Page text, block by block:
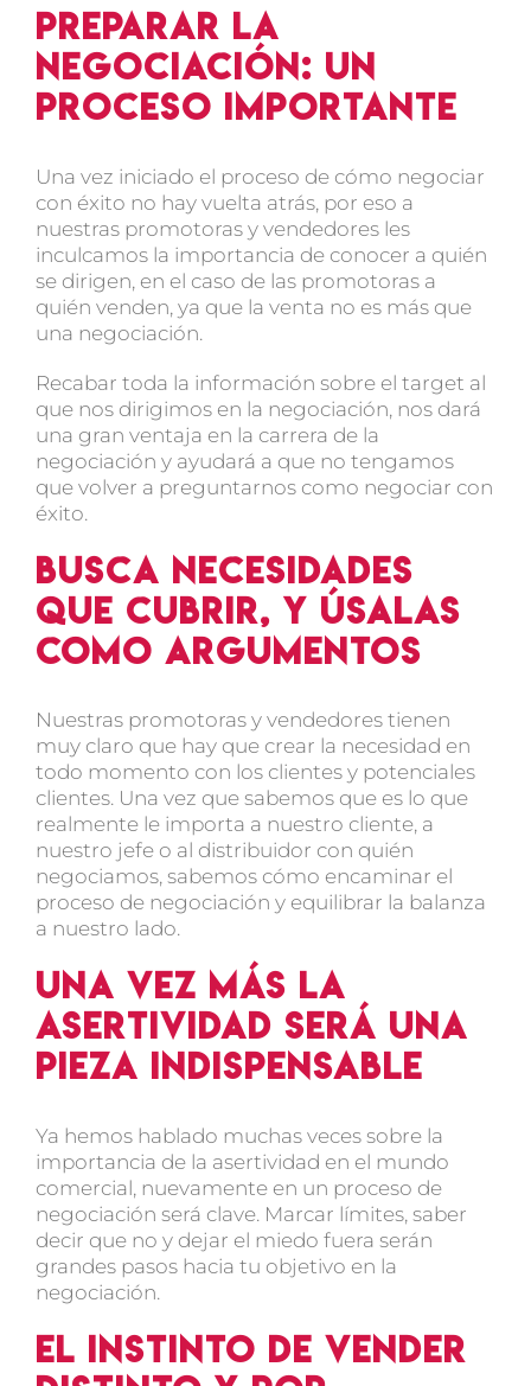
Preparar la
negociación: Un
proceso importante
Una vez iniciado el proceso de cómo negociar
con éxito no hay vuelta atrás, por eso a
nuestras promotoras y vendedores les
inculcamos la importancia de conocer a quién
se dirigen, en el caso de las promotoras a
quién venden, ya que la venta no es más que
una negociación.
Recabar toda la información sobre el target al
que nos dirigimos en la negociación, nos dará
una gran ventaja en la carrera de la
negociación y ayudará a que no tengamos
que volver a preguntarnos como negociar con
éxito.
Busca necesidades
que cubrir, y úsalas
como argumentos
Nuestras promotoras y vendedores tienen
muy claro que hay que crear la necesidad en
todo momento con los clientes y potenciales
clientes. Una vez que sabemos que es lo que
realmente le importa a nuestro cliente, a
nuestro jefe o al distribuidor con quién
negociamos, sabemos cómo encaminar el
proceso de negociación y equilibrar la balanza
a nuestro lado.
Una vez más la
asertividad será una
pieza indispensable
Ya hemos hablado muchas veces sobre la
importancia de la asertividad en el mundo
comercial, nuevamente en un proceso de
negociación será clave. Marcar límites, saber
decir que no y dejar el miedo fuera serán
grandes pasos hacia tu objetivo en la
negociación.
El instinto de vender